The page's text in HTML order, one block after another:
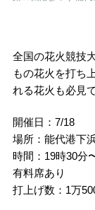
全国の花火競技
もの花火を打ち
れる花火も必見で
開催日：7/18
場所：能代港下
時間：19時30分
有料席あり
打上げ数：1万